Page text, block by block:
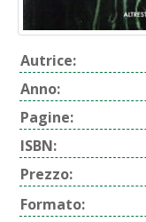
Autrice:
Anno:
Pagine:
ISBN:
Prezzo:
Formato: